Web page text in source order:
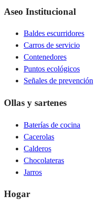
Aseo Institucional
Baldes escurridores
Carros de servicio
Contenedores
Puntos ecológicos
Señales de prevención
Ollas y sartenes
Baterías de cocina
Cacerolas
Calderos
Chocolateras
Jarros
Hogar